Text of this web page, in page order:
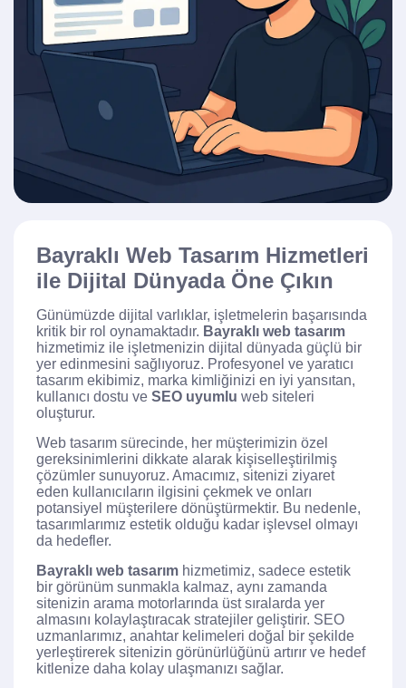
Bayraklı Web Tasarım Hizmetleri
ile Dijital Dünyada Öne Çıkın
Günümüzde dijital varlıklar, işletmelerin başarısında
kritik bir rol oynamaktadır. Bayraklı web tasarım
hizmetimiz ile işletmenizin dijital dünyada güçlü bir
yer edinmesini sağlıyoruz. Profesyonel ve yaratıcı
tasarım ekibimiz, marka kimliğinizi en iyi yansıtan,
kullanıcı dostu ve SEO uyumlu web siteleri
oluşturur.
Web tasarım sürecinde, her müşterimizin özel
gereksinimlerini dikkate alarak kişiselleştirilmiş
çözümler sunuyoruz. Amacımız, sitenizi ziyaret
eden kullanıcıların ilgisini çekmek ve onları
potansiyel müşterilere dönüştürmektir. Bu nedenle,
tasarımlarımız estetik olduğu kadar işlevsel olmayı
da hedefler.
Bayraklı web tasarım hizmetimiz, sadece estetik
bir görünüm sunmakla kalmaz, aynı zamanda
sitenizin arama motorlarında üst sıralarda yer
almasını kolaylaştıracak stratejiler geliştirir. SEO
uzmanlarımız, anahtar kelimeleri doğal bir şekilde
yerleştirerek sitenizin görünürlüğünü artırır ve hedef
kitlenize daha kolay ulaşmanızı sağlar.